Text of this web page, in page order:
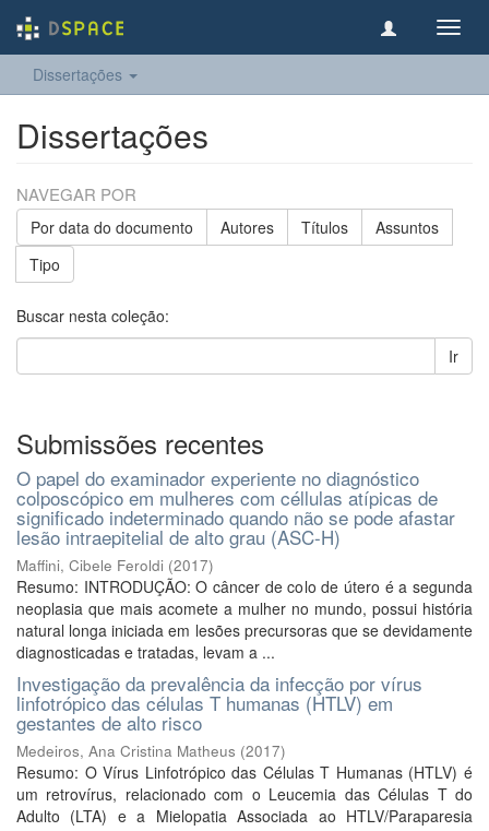
Dissertações
Dissertações
NAVEGAR POR
Por data do documento Autores Títulos
Assuntos
Tipo
Buscar nesta coleção:
Ir
Submissões recentes
O papel do examinador experiente no diagnóstico
colposcópico em mulheres com céllulas atípicas de
significado indeterminado quando não se pode afastar
lesão intraepitelial de alto grau (ASC-H)
Maffini, Cibele Feroldi (2017)
Resumo: INTRODUÇÃO: O câncer de colo de útero é a segunda
neoplasia que mais acomete a mulher no mundo, possui história
natural longa iniciada em lesões precursoras que se devidamente
diagnosticadas e tratadas, levam a ...
Investigação da prevalência da infecção por vírus
linfotrópico das células T humanas (HTLV) em
gestantes de alto risco
Medeiros, Ana Cristina Matheus (2017)
Resumo: O Vírus Linfotrópico das Células T Humanas (HTLV) é
um retrovírus, relacionado com o Leucemia das Células T do
Adulto (LTA) e a Mielopatia Associada ao HTLV/Paraparesia